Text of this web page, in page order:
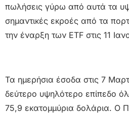
πωλήσεις γύρω από αυτά τα
σημαντικές εκροές από τα
την έναρξη των ETF στις 11
Τα ημερήσια έσοδα στις 7
δεύτερο υψηλότερο επίπεδο
75,9 εκατομμύρια δολάρια. Ο